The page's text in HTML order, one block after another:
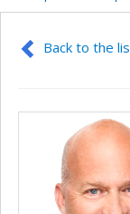
Back to the